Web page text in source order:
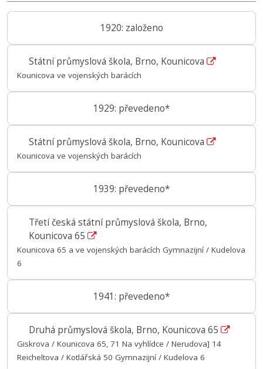
1920: založeno
Státní průmyslová škola, Brno, Kounicova
Kounicova ve vojenských barácích
1929: převedeno*
Státní průmyslová škola, Brno, Kounicova
Kounicova ve vojenských barácích
1939: převedeno*
Třetí česká státní průmyslová škola, Brno,
Kounicova 65
Kounicova 65 a ve vojenských barácích Gymnazijní / Kudelova
6
1941: převedeno*
Druhá průmyslová škola, Brno, Kounicova 65
Giskrova / Kounicova 65, 71 Na vyhlídce / Nerudova] 14
Reicheltova / Kotlářská 50 Gymnazijní / Kudelova 6